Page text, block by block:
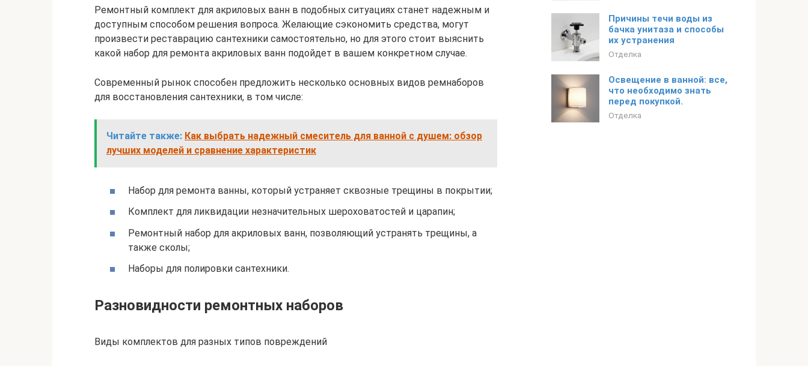
Ремонтный комплект для акриловых ванн в подобных ситуациях станет надежным и
доступным способом решения вопроса. Желающие сэкономить средства, могут
произвести реставрацию сантехники самостоятельно, но для этого стоит выяснить
какой набор для ремонта акриловых ванн подойдет в вашем конкретном случае.
Современный рынок способен предложить несколько основных видов ремнаборов
для восстановления сантехники, в том числе:
Читайте также: Как выбрать надежный смеситель для ванной с душем: обзор
лучших моделей и сравнение характеристик
Набор для ремонта ванны, который устраняет сквозные трещины в покрытии;
Комплект для ликвидации незначительных шероховатостей и царапин;
Ремонтный набор для акриловых ванн, позволяющий устранять трещины, а
также сколы;
Наборы для полировки сантехники.
Разновидности ремонтных наборов
Виды комплектов для разных типов повреждений
Причины течи воды из
бачка унитаза и способы
их устранения
Отделка
Освещение в ванной: все,
что необходимо знать
перед покупкой.
Отделка